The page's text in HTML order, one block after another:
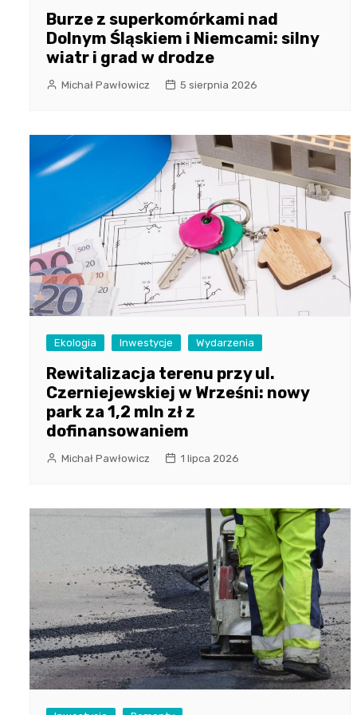
Burze z superkomórkami nad
Dolnym Śląskiem i Niemcami: silny
wiatr i grad w drodze
Michał Pawłowicz 5 sierpnia 2026
Ekologia Inwestycje Wydarzenia
Rewitalizacja terenu przy ul.
Czerniejewskiej w Wrześni: nowy
park za 1,2 mln zł z
dofinansowaniem
Michał Pawłowicz 1 lipca 2026